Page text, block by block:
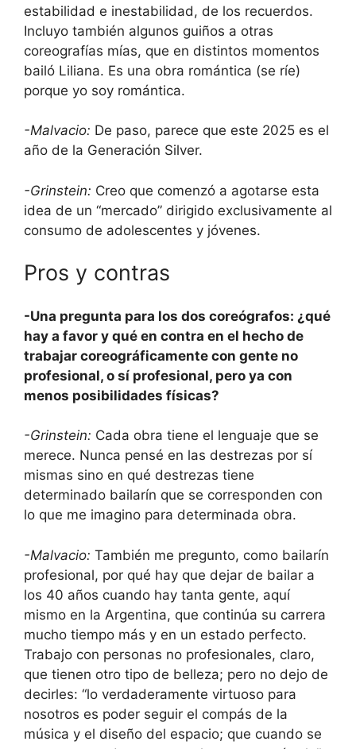
estabilidad e inestabilidad, de los recuerdos.
Incluyo también algunos guiños a otras
coreografías mías, que en distintos momentos
bailó Liliana. Es una obra romántica (se ríe)
porque yo soy romántica.
-Malvacio: De paso, parece que este 2025 es el
año de la Generación Silver.
-Grinstein: Creo que comenzó a agotarse esta
idea de un “mercado” dirigido exclusivamente al
consumo de adolescentes y jóvenes.
Pros y contras
-Una pregunta para los dos coreógrafos: ¿qué
hay a favor y qué en contra en el hecho de
trabajar coreográficamente con gente no
profesional, o sí profesional, pero ya con
menos posibilidades físicas?
-Grinstein: Cada obra tiene el lenguaje que se
merece. Nunca pensé en las destrezas por sí
mismas sino en qué destrezas tiene
determinado bailarín que se corresponden con
lo que me imagino para determinada obra.
-Malvacio: También me pregunto, como bailarín
profesional, por qué hay que dejar de bailar a
los 40 años cuando hay tanta gente, aquí
mismo en la Argentina, que continúa su carrera
mucho tiempo más y en un estado perfecto.
Trabajo con personas no profesionales, claro,
que tienen otro tipo de belleza; pero no dejo de
decirles: “lo verdaderamente virtuoso para
nosotros es poder seguir el compás de la
música y el diseño del espacio; que cuando se